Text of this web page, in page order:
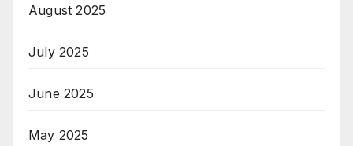
August 2025
July 2025
June 2025
May 2025